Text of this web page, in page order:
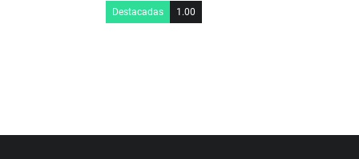
Destacadas 1.00